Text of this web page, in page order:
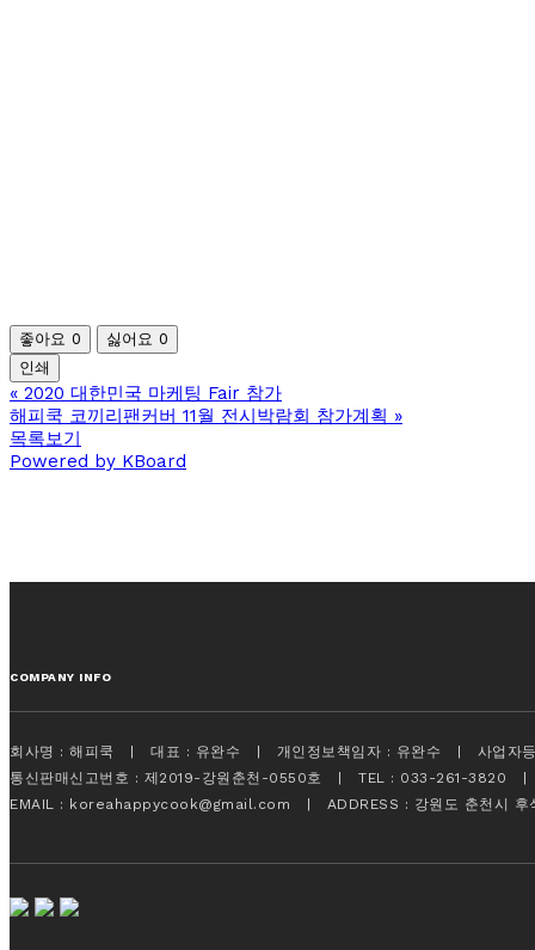
좋아요 0 싫어요 0
인쇄
« 2020 대한민국 마케팅 Fair 참가
해피쿡 코끼리팬커버 11월 전시박람회 참가계획 »
목록보기
Powered by KBoard
COMPANY INFO
회사명 : 해피쿡 | 대표 : 유완수 | 개인정보책임자 : 유완수 | 사업자
통신판매신고번호 : 제2019-강원춘천-0550호 | TEL : 033-261-3820
EMAIL : koreahappycook@gmail.com | ADDRESS : 강원도 춘천시 후